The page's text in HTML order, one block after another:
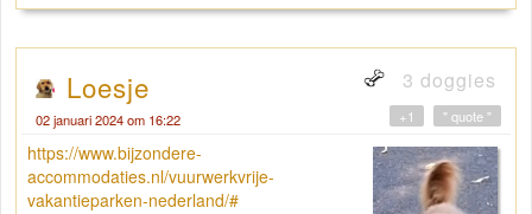
Loesje 3 doggies
02 januari 2024 om 16:22 " quote "
+1
https://www.bijzondere-
accommodaties.nl/vuurwerkvrije-
vakantieparken-nederland/#